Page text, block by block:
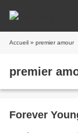
Accueil » premier amour
premier
Forever